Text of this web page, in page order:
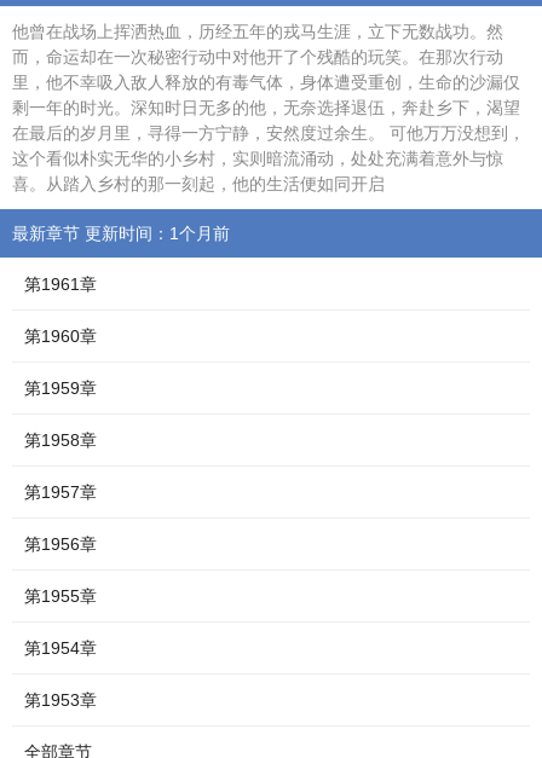
他曾在战场上挥洒热血，历经五年的戎马生涯，立下无数战功。然
而，命运却在一次秘密行动中对他开了个残酷的玩笑。在那次行动
里，他不幸吸入敌人释放的有毒气体，身体遭受重创，生命的沙漏仅
剩一年的时光。深知时日无多的他，无奈选择退伍，奔赴乡下，渴望
在最后的岁月里，寻得一方宁静，安然度过余生。 可他万万没想到，
这个看似朴实无华的小乡村，实则暗流涌动，处处充满着意外与惊
喜。从踏入乡村的那一刻起，他的生活便如同开启
最新章节 更新时间：1个月前
第1961章
第1960章
第1959章
第1958章
第1957章
第1956章
第1955章
第1954章
第1953章
全部章节